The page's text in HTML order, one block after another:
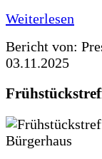
Weiterlesen
Bericht von:
03.11.2025